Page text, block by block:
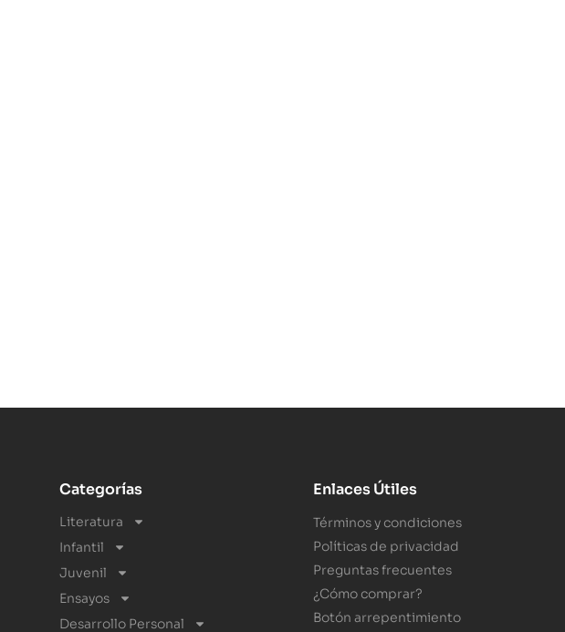
Categorías
Literatura
Infantil
Juvenil
Ensayos
Desarrollo Personal
Enlaces Útiles
Términos y condiciones
Políticas de privacidad
Preguntas frecuentes
¿Cómo comprar?
Botón arrepentimiento